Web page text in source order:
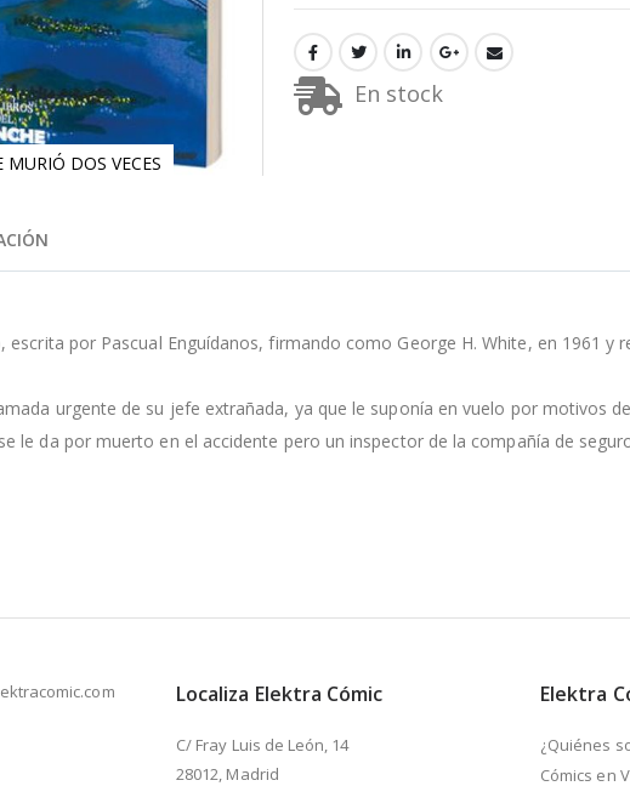
DOS VECES
En stock
escrita por Pascual Enguídanos, firmando como George H. White, en 1961 y
urgente de su jefe extrañada, ya que le suponía en vuelo por motivos
le da por muerto en el accidente pero un inspector de la compañía de
Localiza Elektra Cómic
C/ Fray Luis de León, 14
28012, Madrid
Elektra
¿Quiénes
Cómics en